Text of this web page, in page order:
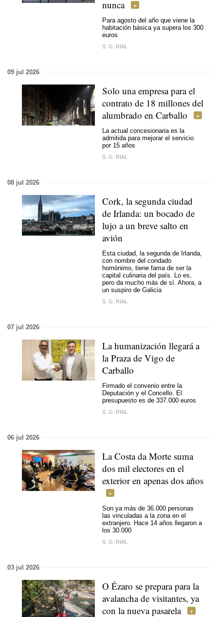
nunca
Para agosto del año que viene la
habitación básica ya supera los 300
euros
S. G. RIAL
09 jul 2026
Solo una empresa para el
contrato de 18 millones del
alumbrado en Carballo
La actual concesionaria es la
admitida para mejorar el servicio
por 15 años
S. G. RIAL
08 jul 2026
Cork, la segunda ciudad
de Irlanda: un bocado de
lujo a un breve salto en
avión
Esta ciudad, la segunda de Irlanda,
con nombre del condado
homónimo, tiene fama de ser la
capital culinaria del país. Lo es,
pero da mucho más de sí. Ahora, a
un suspiro de Galicia
S. G. RIAL
07 jul 2026
La humanización llegará a
la Praza de Vigo de
Carballo
Firmado el convenio entre la
Deputación y el Concello. El
presupuesto es de 337.000 euros
S. G. RIAL
06 jul 2026
La Costa da Morte suma
dos mil electores en el
exterior en apenas dos años
Son ya más de 36.000 personas
las vinculadas a la zona en el
extranjero. Hace 14 años llegaron a
los 30.000
S. G. RIAL
03 jul 2026
O Ézaro se prepara para la
avalancha de visitantes, ya
con la nueva pasarela